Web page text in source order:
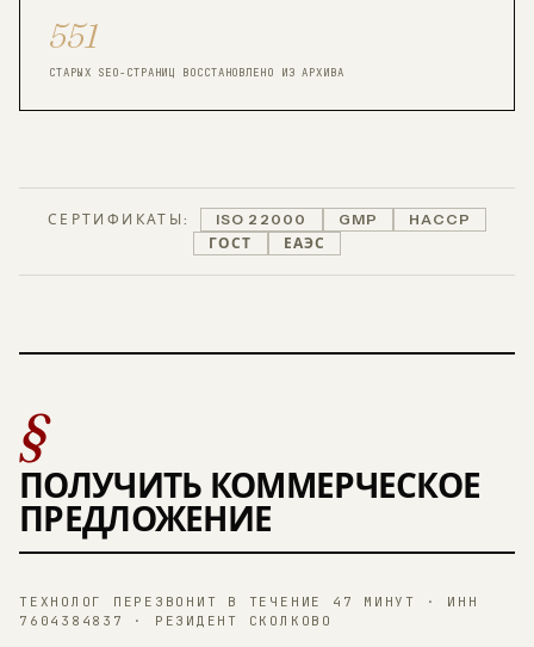
551
СТАРЫХ SEO-СТРАНИЦ ВОССТАНОВЛЕНО ИЗ АРХИВА
СЕРТИФИКАТЫ: ISO 22000 GMP
HACCP
ГОСТ
ЕАЭС
§
ПОЛУЧИТЬ КОММЕРЧЕСКОЕ
ПРЕДЛОЖЕНИЕ
ТЕХНОЛОГ ПЕРЕЗВОНИТ В ТЕЧЕНИЕ 47 МИНУТ · ИНН
7604384837 · РЕЗИДЕНТ СКОЛКОВО